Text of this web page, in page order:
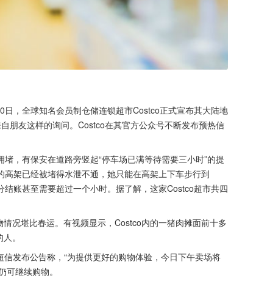
日，全球知名会员制仓储连锁超市Costco正式宣布其大陆地
朋友这样的询问。Costco在其官方公众号不断发布预热信
，有保安在道路旁竖起“停车场已满等待需要三小时”的提
架已经被堵得水泄不通，她只能在高架上下车步行到
账甚至需要超过一个小时。据了解，这家Costco超市共四
况堪比春运。有视频显示，Costco内的一猪肉摊面前十多
。
发布公告称，“为提供更好的购物体验，今日下午卖场将
继续购物。